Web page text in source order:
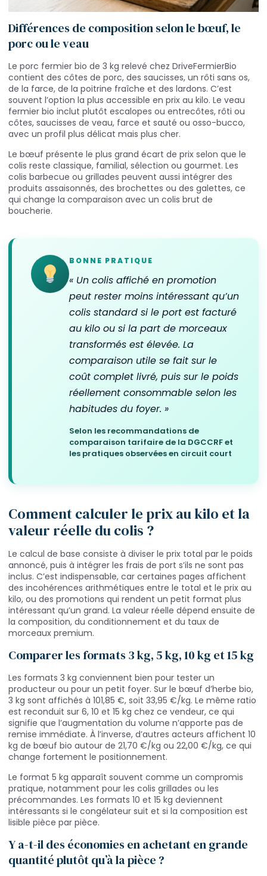
Différences de composition selon le bœuf, le
porc ou le veau
Le porc fermier bio de 3 kg relevé chez DriveFermierBio
contient des côtes de porc, des saucisses, un rôti sans os,
de la farce, de la poitrine fraîche et des lardons. C’est
souvent l’option la plus accessible en prix au kilo. Le veau
fermier bio inclut plutôt escalopes ou entrecôtes, rôti ou
côtes, saucisses de veau, farce et sauté ou osso-bucco,
avec un profil plus délicat mais plus cher.
Le bœuf présente le plus grand écart de prix selon que le
colis reste classique, familial, sélection ou gourmet. Les
colis barbecue ou grillades peuvent aussi intégrer des
produits assaisonnés, des brochettes ou des galettes, ce
qui change la comparaison avec un colis brut de
boucherie.
BONNE PRATIQUE
« Un colis affiché en promotion
peut rester moins intéressant qu’un
colis standard si le port est facturé
au kilo ou si la part de morceaux
transformés est élevée. La
comparaison utile se fait sur le
coût complet livré, puis sur le poids
réellement consommable selon les
habitudes du foyer. »
Selon les recommandations de
comparaison tarifaire de la DGCCRF et
les pratiques observées en circuit court
Comment calculer le prix au kilo et la
valeur réelle du colis ?
Le calcul de base consiste à diviser le prix total par le poids
annoncé, puis à intégrer les frais de port s’ils ne sont pas
inclus. C’est indispensable, car certaines pages affichent
des incohérences arithmétiques entre le total et le prix au
kilo, ou des promotions qui rendent un petit format plus
intéressant qu’un grand. La valeur réelle dépend ensuite de
la composition, du conditionnement et du taux de
morceaux premium.
Comparer les formats 3 kg, 5 kg, 10 kg et 15 kg
Les formats 3 kg conviennent bien pour tester un
producteur ou pour un petit foyer. Sur le bœuf d’herbe bio,
3 kg sont affichés à 101,85 €, soit 33,95 €/kg. Le même ratio
est reconduit sur 6, 10 et 15 kg chez ce vendeur, ce qui
signifie que l’augmentation du volume n’apporte pas de
remise immédiate. À l’inverse, d’autres acteurs affichent 10
kg de bœuf bio autour de 21,70 €/kg ou 22,00 €/kg, ce qui
change fortement le positionnement.
Le format 5 kg apparaît souvent comme un compromis
pratique, notamment pour les colis grillades ou les
précommandes. Les formats 10 et 15 kg deviennent
intéressants si le congélateur suit et si la composition est
lisible pièce par pièce.
Y a-t-il des économies en achetant en grande
quantité plutôt qu’à la pièce ?